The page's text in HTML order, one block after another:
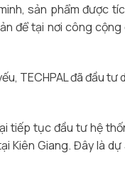
sản phẩm được
để tại nơi công
TECHPAL đã đầu tư
tiếp tục đầu tư hệ
Kiên Giang. Đây là